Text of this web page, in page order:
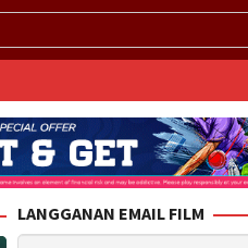
LANGGANAN EMAIL FILM